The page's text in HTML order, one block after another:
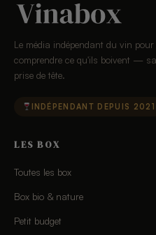
Le média indépendant du vin
comprendre ce qu'ils boivent —
prise de tête.
INDÉPENDANT DEPUIS 2021
LES BOX
Toutes les box
Box bio & nature
Petit budget